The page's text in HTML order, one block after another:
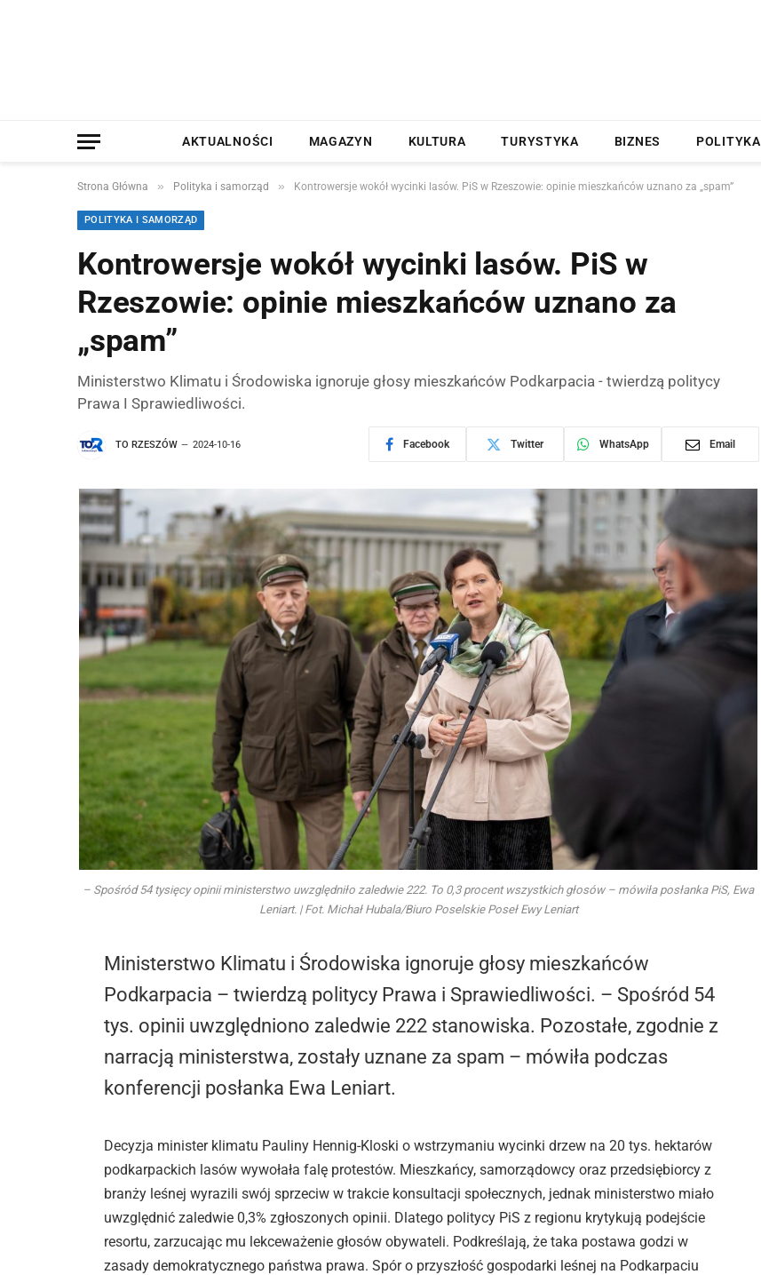
AKTUALNOŚCI MAGAZYN KULTURA TURYSTYKA BIZNES POLITYKA
Strona Główna » Polityka i samorząd » Kontrowersje wokół wycinki lasów. PiS w Rzeszowie: opinie mieszkańców uznano za „spam”
POLITYKA I SAMORZĄD
Kontrowersje wokół wycinki lasów. PiS w
Rzeszowie: opinie mieszkańców uznano za
„spam”
Ministerstwo Klimatu i Środowiska ignoruje głosy mieszkańców Podkarpacia - twierdzą politycy
Prawa I Sprawiedliwości.
TO RZESZÓW 2024-10-16 Facebook Twitter WhatsApp Email
– Spośród 54 tysięcy opinii ministerstwo uwzględniło zaledwie 222. To 0,3 procent wszystkich głosów – mówiła posłanka PiS, Ewa
Leniart. | Fot. Michał Hubala/Biuro Poselskie Poseł Ewy Leniart
Ministerstwo Klimatu i Środowiska ignoruje głosy mieszkańców
Podkarpacia – twierdzą politycy Prawa i Sprawiedliwości. – Spośród 54
tys. opinii uwzględniono zaledwie 222 stanowiska. Pozostałe, zgodnie z
narracją ministerstwa, zostały uznane za spam – mówiła podczas
konferencji posłanka Ewa Leniart.
Decyzja minister klimatu Pauliny Hennig-Kloski o wstrzymaniu wycinki drzew na 20 tys. hektarów
podkarpackich lasów wywołała falę protestów. Mieszkańcy, samorządowcy oraz przedsiębiorcy z
branży leśnej wyrazili swój sprzeciw w trakcie konsultacji społecznych, jednak ministerstwo miało
uwzględnić zaledwie 0,3% zgłoszonych opinii. Dlatego politycy PiS z regionu krytykują podejście
resortu, zarzucając mu lekceważenie głosów obywateli. Podkreślają, że taka postawa godzi w
zasady demokratycznego państwa prawa. Spór o przyszłość gospodarki leśnej na Podkarpaciu